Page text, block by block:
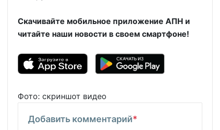
Скачивайте мобильное приложение АПН и
читайте наши новости в своем смартфоне!
Фото: скриншот видео
Добавить комментарий*